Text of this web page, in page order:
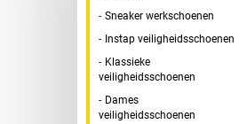
Sneaker werkschoenen
Instap veiligheidsschoenen
Klassieke
veiligheidsschoenen
Dames
veiligheidsschoenen